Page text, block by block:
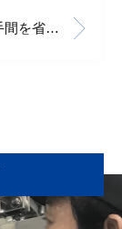
【増産で濾布交換の手間を省きたい】MARKⅢβ